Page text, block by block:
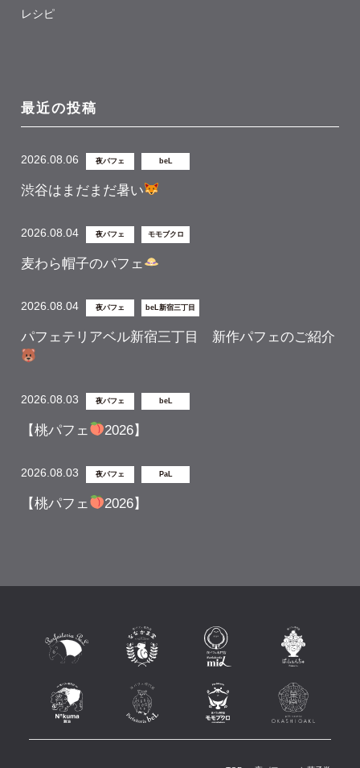
レシピ
最近の投稿
2026.08.06 夜パフェ beL
渋谷はまだまだ暑い
2026.08.04 夜パフェ モモブクロ
麦わら帽子のパフェ
2026.08.04 夜パフェ beL新宿三丁目
パフェテリアベル新宿三丁目 新作パフェのご紹介
2026.08.03 夜パフェ beL
【桃パフェ 2026】
2026.08.03 夜パフェ PaL
【桃パフェ 2026】